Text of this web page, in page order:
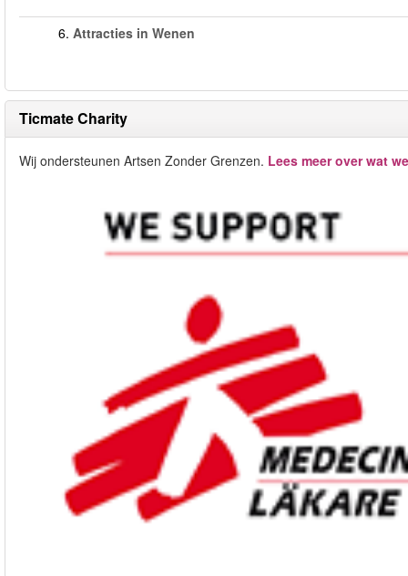
6. Attracties in Wenen
Ticmate Charity
Wij ondersteunen Artsen Zonder Grenzen. Lees meer over wat